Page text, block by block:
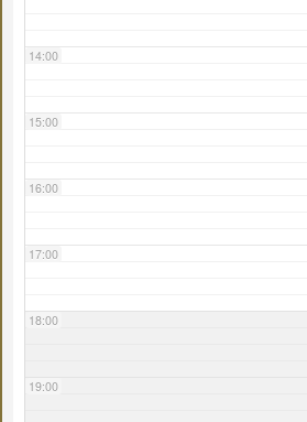
14:00
15:00
16:00
17:00
18:00
19:00